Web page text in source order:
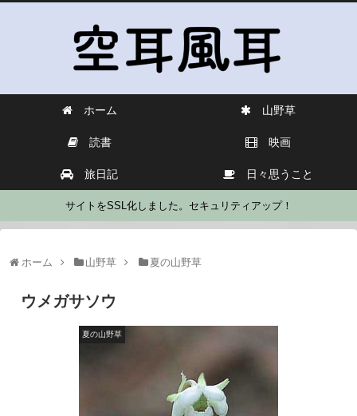
ホーム 山野草
読書 映画
旅日記 日々思うこと
サイトをSSL化しました。セキュリティアップ！
ホーム 山野草 夏の山野草
ウメガサソウ
夏の山野草